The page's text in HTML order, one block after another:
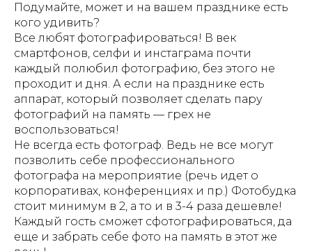
Подумайте, может и на вашем празднике есть
кого удивить?
Все любят фотографироваться! В век
смартфонов, селфи и инстаграма почти
каждый полюбил фотографию, без этого не
проходит и дня. А если на празднике есть
аппарат, который позволяет сделать пару
фотографий на память — грех не
воспользоваться!
Не всегда есть фотограф. Ведь не все могут
позволить себе профессионального
фотографа на мероприятие (речь идет о
корпоративах, конференциях и пр.) Фотобудка
стоит минимум в 2, а то и в 3-4 раза дешевле!
Каждый гость сможет сфотографироваться, да
еще и забрать себе фото на память в этот же